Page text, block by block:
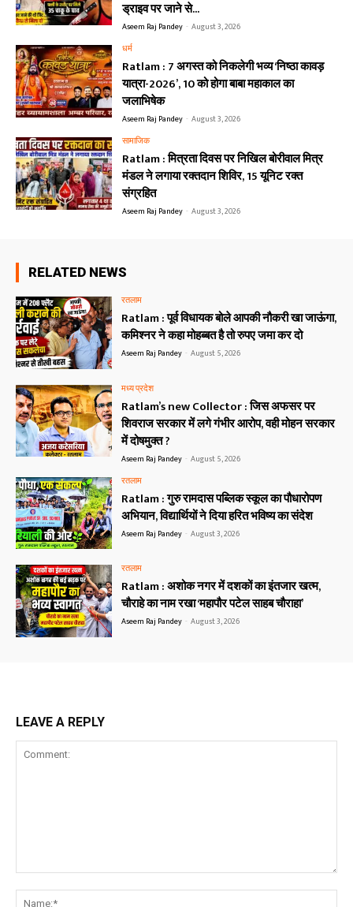
ड्राइव पर जाने से...
Aseem Raj Pandey - August 3, 2026
धर्म
Ratlam : 7 अगस्त को निकलेगी भव्य ‘निष्ठा कावड़
यात्रा-2026’, 10 को होगा बाबा महाकाल का
जलाभिषेक
Aseem Raj Pandey - August 3, 2026
सामाजिक
Ratlam : मित्रता दिवस पर निखिल बोरीवाल मित्र
मंडल ने लगाया रक्तदान शिविर, 15 यूनिट रक्त
संग्रहित
Aseem Raj Pandey - August 3, 2026
RELATED NEWS
रतलाम
Ratlam : पूर्व विधायक बोले आपकी नौकरी खा जाऊंगा,
कमिश्नर ने कहा मोहब्बत है तो रुपए जमा कर दो
Aseem Raj Pandey - August 5, 2026
मध्य प्रदेश
Ratlam’s new Collector : जिस अफसर पर
शिवराज सरकार में लगे गंभीर आरोप, वही मोहन सरकार
में दोषमुक्त ?
Aseem Raj Pandey - August 5, 2026
रतलाम
Ratlam : गुरु रामदास पब्लिक स्कूल का पौधारोपण
अभियान, विद्यार्थियों ने दिया हरित भविष्य का संदेश
Aseem Raj Pandey - August 3, 2026
रतलाम
Ratlam : अशोक नगर में दशकों का इंतजार खत्म,
चौराहे का नाम रखा ‘महापौर पटेल साहब चौराहा’
Aseem Raj Pandey - August 3, 2026
LEAVE A REPLY